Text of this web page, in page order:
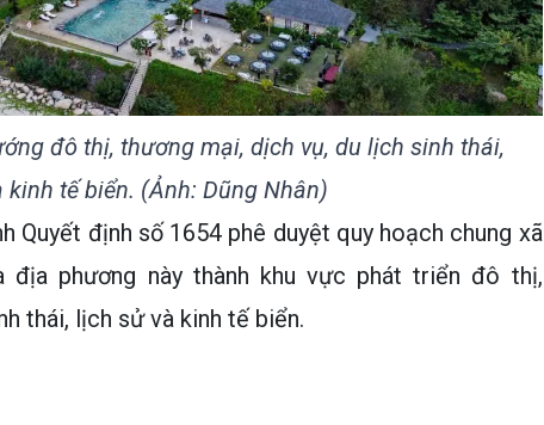
đô thị, thương mại, dịch vụ, du lịch sinh thái,
kinh tế biển. (Ảnh: Dũng Nhân)
Quyết định số 1654 phê duyệt quy hoạch chung xã
địa phương này thành khu vực phát triển đô thị,
thái, lịch sử và kinh tế biển.